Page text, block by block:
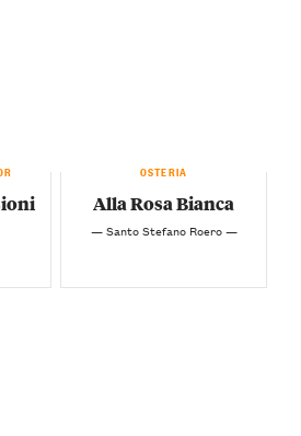
OSTERIA
Alla Rosa Bianca
— Santo Stefano Roero —